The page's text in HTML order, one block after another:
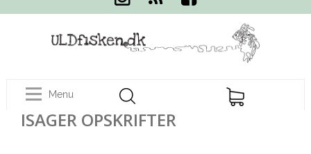
Menu
ISAGER OPSKRIFTER